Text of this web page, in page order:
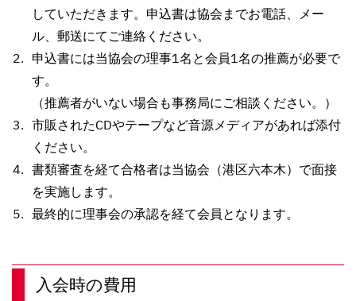
していただきます。申込書は協会までお電話、メー
ル、郵送にてご連絡ください。
申込書には当協会の理事1名と会員1名の推薦が必要で
す。
（推薦者がいない場合も事務局にご相談ください。）
市販されたCDやテープなど音源メディアがあれば添付
ください。
書類審査を経て合格者は当協会（港区六本木）で面接
を実施します。
最終的に理事会の承認を経て会員となります。
入会時の費用